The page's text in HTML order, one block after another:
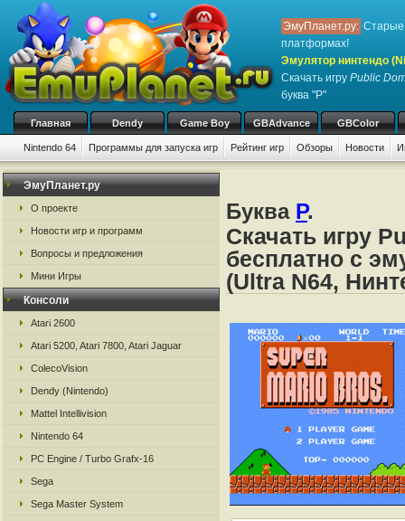
ЭмуПланет.ру: Старые
платформах!
Эмулятор нинтендо
Скачать игру Public
буква "P"
Главная Dendy Game Boy GBAdvance GBColor
Nintendo 64 Программы для запуска игр Рейтинг игр Обзоры Новости
ЭмуПланет.ру
О проекте
Новости игр и программ
Вопросы и предложения
Мини Игры
Консоли
Atari 2600
Atari 5200, Atari 7800, Atari Jaguar
ColecoVision
Dendy (Nintendo)
Mattel Intellivision
Nintendo 64
PC Engine / Turbo Grafx-16
Sega
Sega Master System
Буква P.
Скачать игру
бесплатно с
(Ultra N64,